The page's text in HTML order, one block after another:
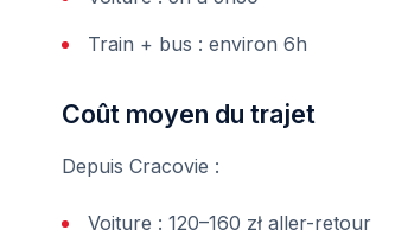
Train + bus : environ 6h
Coût moyen du trajet
Depuis Cracovie :
Voiture : 120–160 zł aller-retour